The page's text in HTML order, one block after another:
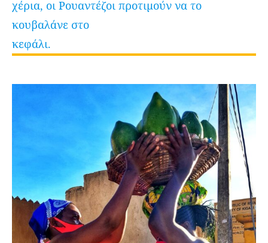
χέρια, οι Ρουαντέζοι προτιμούν να το
κουβαλάνε στο
κεφάλι.